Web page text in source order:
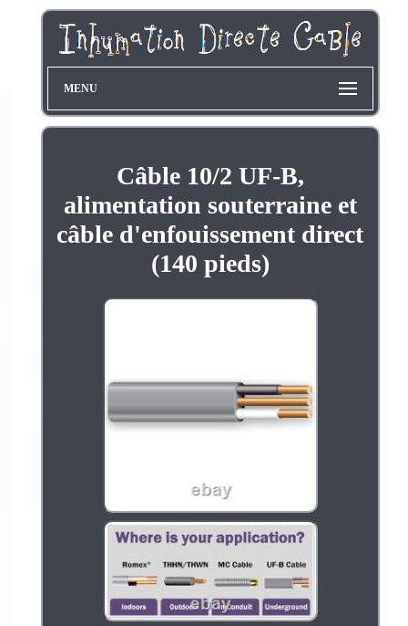
MENU
Câble 10/2 UF-B,
alimentation souterraine et
câble d'enfouissement direct
(140 pieds)